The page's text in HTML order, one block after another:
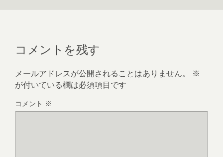
コメントを残す
メールアドレスが公開されることはありません。
※
が付いている欄は必須項目です
コメント ※